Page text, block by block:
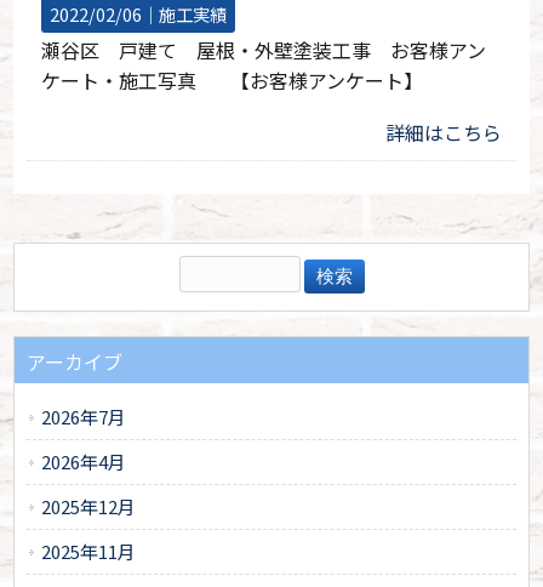
2022/02/06｜施工実績
瀬谷区 戸建て 屋根・外壁塗装工事 お客様アン
ケート・施工写真 【お客様アンケート】
詳細はこちら
アーカイブ
2026年7月
2026年4月
2025年12月
2025年11月